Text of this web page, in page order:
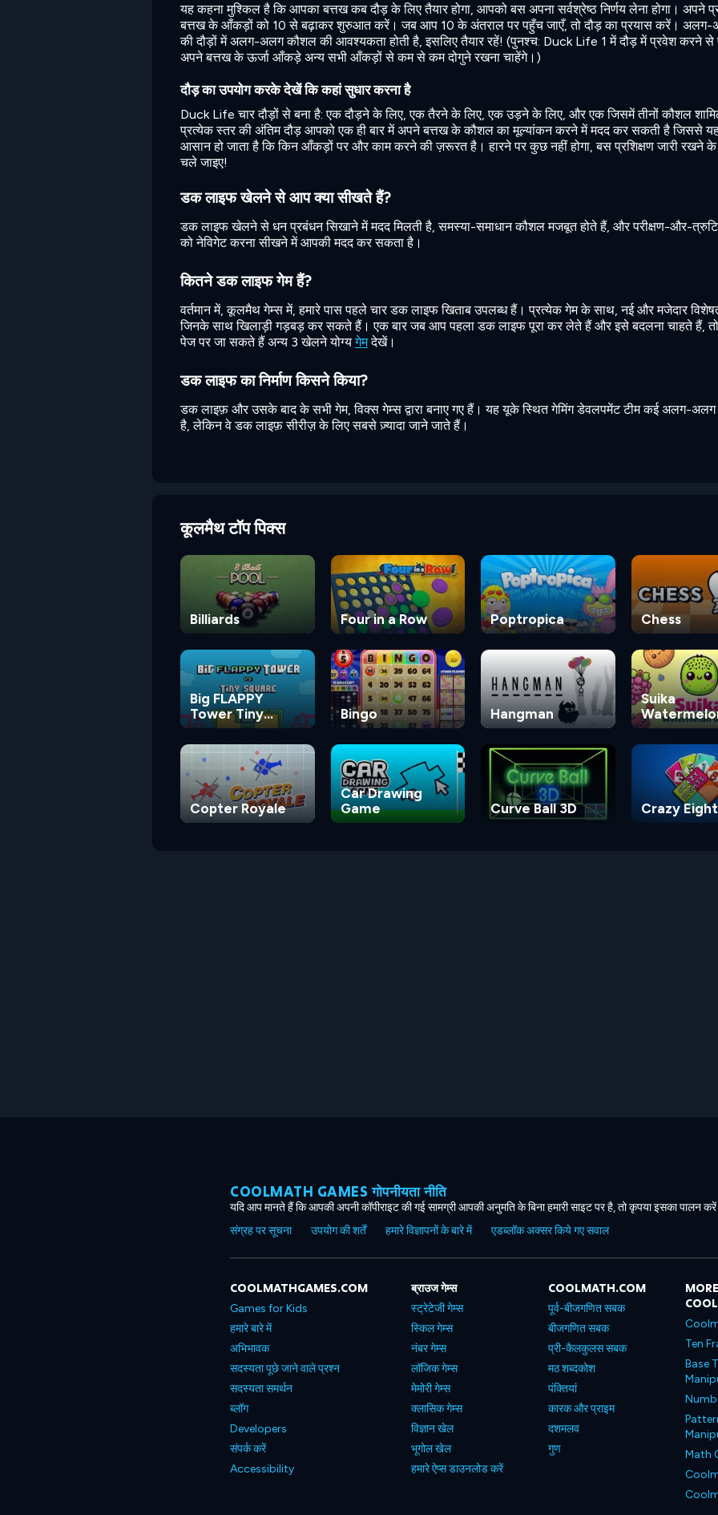
यह कहना मुश्किल है कि आपका बत्तख कब दौड़ के लिए तैयार होगा, आपको बस अपना सर्वश्रेष्ठ निर्णय लेना होगा। अपने
बत्तख के आँकड़ों को 10 से बढ़ाकर शुरुआत करें। जब आप 10 के अंतराल पर पहुँच जाएँ, तो दौड़ का प्रयास करें। अलग-
की दौड़ों में अलग-अलग कौशल की आवश्यकता होती है, इसलिए तैयार रहें! (पुनश्च: Duck Life 1 में दौड़ में प्रवेश करने
अपने बत्तख के ऊर्जा आँकड़े अन्य सभी आँकड़ों से कम से कम दोगुने रखना चाहेंगे।)
दौड़ का उपयोग करके देखें कि कहां सुधार करना है
Duck Life चार दौड़ों से बना है: एक दौड़ने के लिए, एक तैरने के लिए, एक उड़ने के लिए, और एक जिसमें तीनों कौशल
प्रत्येक स्तर की अंतिम दौड़ आपको एक ही बार में अपने बत्तख के कौशल का मूल्यांकन करने में मदद कर सकती है जिससे
आसान हो जाता है कि किन आँकड़ों पर और काम करने की ज़रूरत है। हारने पर कुछ नहीं होगा, बस प्रशिक्षण जारी रखने के
चले जाइए!
डक लाइफ खेलने से आप क्या सीखते हैं?
डक लाइफ खेलने से धन प्रबंधन सिखाने में मदद मिलती है, समस्या-समाधान कौशल मजबूत होते हैं, और परीक्षण-और-त्रुटि
को नेविगेट करना सीखने में आपकी मदद कर सकता है।
कितने डक लाइफ गेम हैं?
वर्तमान में, कूलमैथ गेम्स में, हमारे पास पहले चार डक लाइफ खिताब उपलब्ध हैं। प्रत्येक गेम के साथ, नई और मजेदार
जिनके साथ खिलाड़ी गड़बड़ कर सकते हैं। एक बार जब आप पहला डक लाइफ पूरा कर लेते हैं और इसे बदलना चाहते हैं,
पेज पर जा सकते हैं अन्य 3 खेलने योग्यगेमदेखें।
डक लाइफ का निर्माण किसने किया?
डक लाइफ़ और उसके बाद के सभी गेम, विक्स गेम्स द्वारा बनाए गए हैं। यह यूके स्थित गेमिंग डेवलपमेंट टीम कई अलग-अलग
है, लेकिन वे डक लाइफ़ सीरीज़ के लिए सबसे ज़्यादा जाने जाते हैं।
कूलमैथ टॉप पिक्स
Billiards Four in a Row Poptropica Chess
Big FLAPPY
Tower Tiny
Square
Bingo Hangman
Suika
Game
Copter Royale
Car Drawing
Game
Curve Ball 3D Crazy
COOLMATH GAMES गोपनीयता नीति
यदि आप मानते हैं कि आपकी अपनी कॉपीराइट की गई सामग्री आपकी अनुमति के बिना हमारी साइट पर है, तो कृपया इसका पालन करें
संग्रह पर सूचना
उपयोग की शर्तें हमारे विज्ञापनों के बारे में एडब्लॉक अक्सर किये गए सवाल
COOLMATHGAMES.COM
Games for Kids
हमारे बारे में
अभिभावक
सदस्यता पूछे जाने वाले प्रश्न
सदस्यता समर्थन
ब्लॉग
Developers
संपर्क करें
Accessibility
ब्राउज गेम्स
स्ट्रेटेजी गेम्स
स्किल गेम्स
नंबर गेम्स
लॉजिक गेम्स
मेमोरी गेम्स
क्लासिक गेम्स
विज्ञान खेल
भूगोल खेल
हमारे ऐप्स डाउनलोड करें
COOLMATH.COM
पूर्व-बीजगणित सबक
बीजगणित सबक
प्री-कैलकुलस सबक
मठ शब्दकोश
पंक्तियां
कारक और प्राइम
दशमलव
गुण
Ten
Base
Math